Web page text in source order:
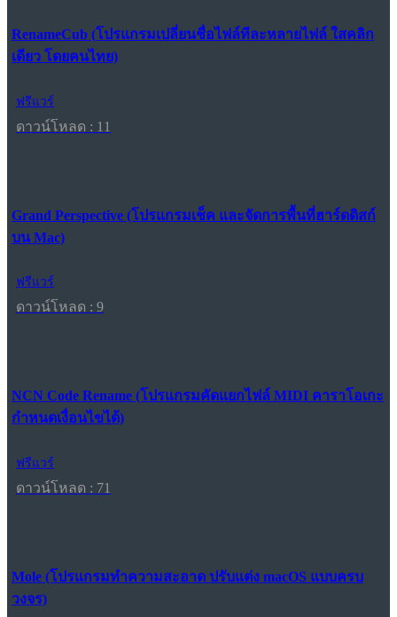
RenameCub (โปรแกรมเปลี่ยนชื่อไฟล์ทีละหลายไฟล์ ใสคลิก
เดียว โดยคนไทย)
ฟรีแวร์
ดาวน์โหลด : 11
Grand Perspective (โปรแกรมเช็ค และจัดการพื้นที่ฮาร์ดดิสก์
บน Mac)
ฟรีแวร์
ดาวน์โหลด : 9
NCN Code Rename (โปรแกรมคัดแยกไฟล์ MIDI คาราโอเกะ
กำหนดเงื่อนไขได้)
ฟรีแวร์
ดาวน์โหลด : 71
Mole (โปรแกรมทำความสะอาด ปรับแต่ง macOS แบบครบ
วงจร)